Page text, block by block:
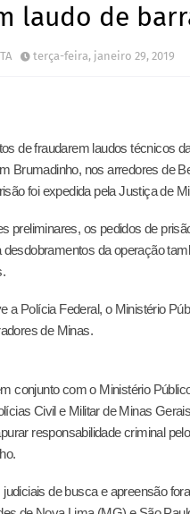
laudo de
terça-feira, janeiro 29, 2019
de fraudarem laudos técnicos
Brumadinho, nos arredores de
foi expedida pela Justiça de
preliminares, os pedidos de
da operação
a Polícia Federal, o Ministério
de Minas.
conjunto com o Ministério
Civil e Militar de Minas
responsabilidade criminal
de busca e apreensão